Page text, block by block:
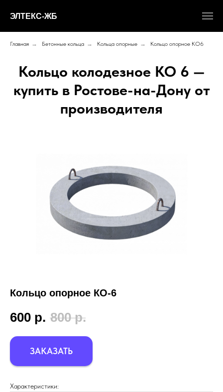
ЭЛТЕКС-ЖБ
Главная → Бетонные кольца → Кольца опорные → Кольцо опорное КО6
Кольцо колодезное КО 6 —
купить в Ростове-на-Дону от
производителя
Кольцо опорное КО-6
600 р. 800 р.
ЗАКАЗАТЬ
Характеристики: